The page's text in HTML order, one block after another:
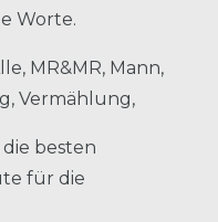
Worte.
MR&MR, Mann,
Vermählung,
besten
für die